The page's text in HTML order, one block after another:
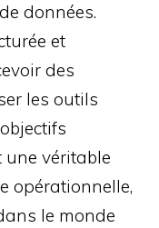
données.
et
des
les outils
une véritable
opérationnelle,
le monde